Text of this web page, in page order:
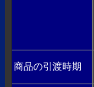
商品の引渡時期